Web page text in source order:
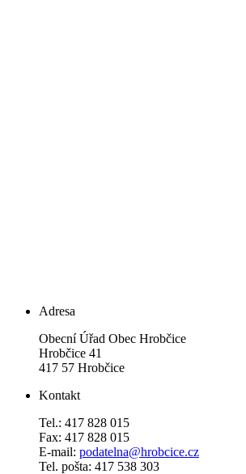
Adresa
Obecní Úřad Obec Hrobčice
Hrobčice 41
417 57 Hrobčice
Kontakt
Tel.: 417 828 015
Fax: 417 828 015
E-mail: podatelna@hrobcice.cz
Tel. pošta: 417 538 303